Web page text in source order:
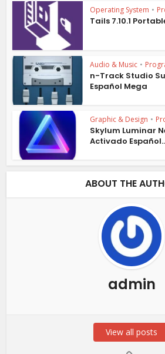
Operating System •
Tails 7.10.1
Audio & Music •
n-Track Studio
Español Mega
Graphic & Design •
Skylum Luminar
Activado
ABOUT THE
admin
View all posts